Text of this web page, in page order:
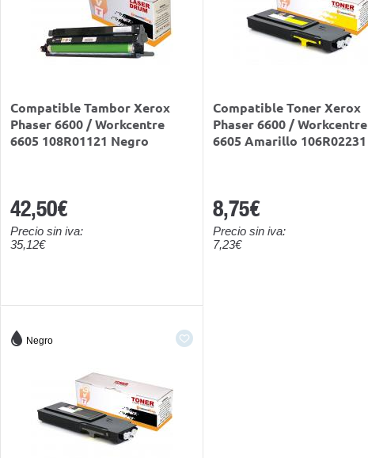
Compatible Tambor Xerox
Phaser 6600 / Workcentre
6605 108R01121 Negro
42,50€
Precio sin iva:
35,12€
Compatible Toner Xerox
Phaser 6600 / Workcentre
6605 Amarillo 106R02231
8,75€
Precio sin iva:
7,23€
Negro